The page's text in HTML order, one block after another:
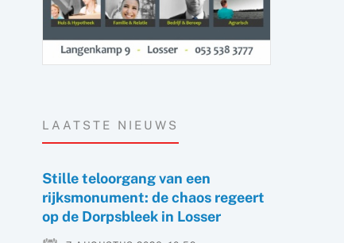
LAATSTE NIEUWS
Stille teloorgang van een
rijksmonument: de chaos regeert
op de Dorpsbleek in Losser